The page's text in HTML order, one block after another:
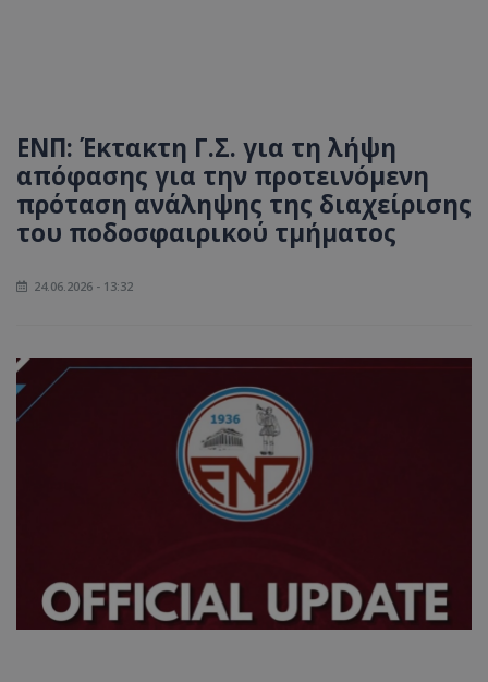
ΕΝΠ: Έκτακτη Γ.Σ. για τη λήψη
απόφασης για την προτεινόμενη
πρόταση ανάληψης της διαχείρισης
του ποδοσφαιρικού τμήματος
24.06.2026 - 13:32